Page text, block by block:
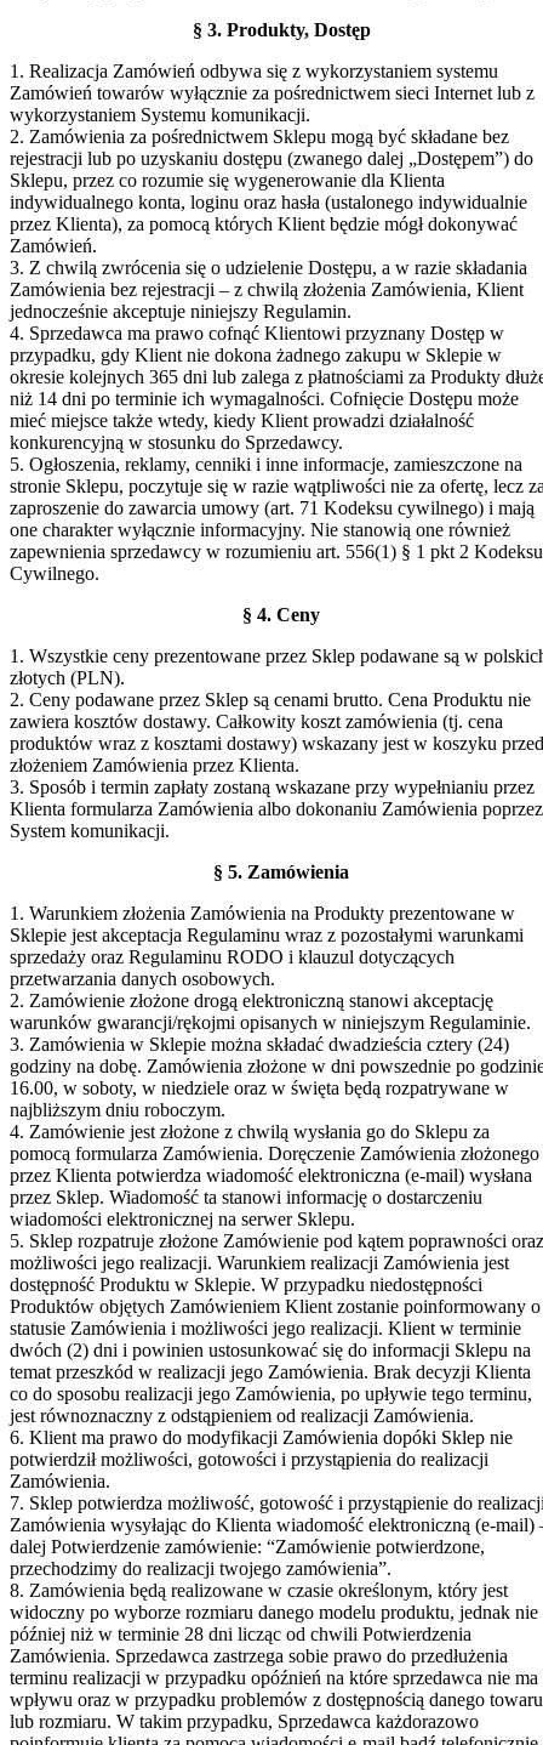
§ 3. Produkty, Dostęp
1. Realizacja Zamówień odbywa się z wykorzystaniem systemu
Zamówień towarów wyłącznie za pośrednictwem sieci Internet lub z
wykorzystaniem Systemu komunikacji.
2. Zamówienia za pośrednictwem Sklepu mogą być składane bez
rejestracji lub po uzyskaniu dostępu (zwanego dalej „Dostępem”) do
Sklepu, przez co rozumie się wygenerowanie dla Klienta
indywidualnego konta, loginu oraz hasła (ustalonego indywidualnie
przez Klienta), za pomocą których Klient będzie mógł dokonywać
Zamówień.
3. Z chwilą zwrócenia się o udzielenie Dostępu, a w razie składania
Zamówienia bez rejestracji – z chwilą złożenia Zamówienia, Klient
jednocześnie akceptuje niniejszy Regulamin.
4. Sprzedawca ma prawo cofnąć Klientowi przyznany Dostęp w
przypadku, gdy Klient nie dokona żadnego zakupu w Sklepie w
okresie kolejnych 365 dni lub zalega z płatnościami za Produkty
niż 14 dni po terminie ich wymagalności. Cofnięcie Dostępu może
mieć miejsce także wtedy, kiedy Klient prowadzi działalność
konkurencyjną w stosunku do Sprzedawcy.
5. Ogłoszenia, reklamy, cenniki i inne informacje, zamieszczone na
stronie Sklepu, poczytuje się w razie wątpliwości nie za ofertę, lecz
zaproszenie do zawarcia umowy (art. 71 Kodeksu cywilnego) i mają
one charakter wyłącznie informacyjny. Nie stanowią one również
zapewnienia sprzedawcy w rozumieniu art. 556(1) § 1 pkt 2 Kodeksu
Cywilnego.
§ 4. Ceny
1. Wszystkie ceny prezentowane przez Sklep podawane są w
złotych (PLN).
2. Ceny podawane przez Sklep są cenami brutto. Cena Produktu nie
zawiera kosztów dostawy. Całkowity koszt zamówienia (tj. cena
produktów wraz z kosztami dostawy) wskazany jest w koszyku przed
złożeniem Zamówienia przez Klienta.
3. Sposób i termin zapłaty zostaną wskazane przy wypełnianiu przez
Klienta formularza Zamówienia albo dokonaniu Zamówienia poprzez
System komunikacji.
§ 5. Zamówienia
1. Warunkiem złożenia Zamówienia na Produkty prezentowane w
Sklepie jest akceptacja Regulaminu wraz z pozostałymi warunkami
sprzedaży oraz Regulaminu RODO i klauzul dotyczących
przetwarzania danych osobowych.
2. Zamówienie złożone drogą elektroniczną stanowi akceptację
warunków gwarancji/rękojmi opisanych w niniejszym Regulaminie.
3. Zamówienia w Sklepie można składać dwadzieścia cztery (24)
godziny na dobę. Zamówienia złożone w dni powszednie po
16.00, w soboty, w niedziele oraz w święta będą rozpatrywane w
najbliższym dniu roboczym.
4. Zamówienie jest złożone z chwilą wysłania go do Sklepu za
pomocą formularza Zamówienia. Doręczenie Zamówienia złożonego
przez Klienta potwierdza wiadomość elektroniczna (e-mail) wysłana
przez Sklep. Wiadomość ta stanowi informację o dostarczeniu
wiadomości elektronicznej na serwer Sklepu.
5. Sklep rozpatruje złożone Zamówienie pod kątem poprawności oraz
możliwości jego realizacji. Warunkiem realizacji Zamówienia jest
dostępność Produktu w Sklepie. W przypadku niedostępności
Produktów objętych Zamówieniem Klient zostanie poinformowany o
statusie Zamówienia i możliwości jego realizacji. Klient w terminie
dwóch (2) dni i powinien ustosunkować się do informacji Sklepu na
temat przeszkód w realizacji jego Zamówienia. Brak decyzji Klienta
co do sposobu realizacji jego Zamówienia, po upływie tego terminu,
jest równoznaczny z odstąpieniem od realizacji Zamówienia.
6. Klient ma prawo do modyfikacji Zamówienia dopóki Sklep nie
potwierdził możliwości, gotowości i przystąpienia do realizacji
Zamówienia.
7. Sklep potwierdza możliwość, gotowość i przystąpienie do
Zamówienia wysyłając do Klienta wiadomość elektroniczną (e-mail)
dalej Potwierdzenie zamówienie: “Zamówienie potwierdzone,
przechodzimy do realizacji twojego zamówienia”.
8. Zamówienia będą realizowane w czasie określonym, który jest
widoczny po wyborze rozmiaru danego modelu produktu, jednak nie
później niż w terminie 28 dni licząc od chwili Potwierdzenia
Zamówienia. Sprzedawca zastrzega sobie prawo do przedłużenia
terminu realizacji w przypadku opóźnień na które sprzedawca nie ma
wpływu oraz w przypadku problemów z dostępnością danego towaru
lub rozmiaru. W takim przypadku, Sprzedawca każdorazowo